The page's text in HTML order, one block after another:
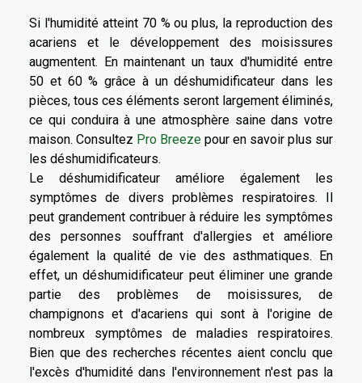
Si l'humidité atteint 70 % ou plus, la reproduction des
acariens et le développement des moisissures
augmentent. En maintenant un taux d'humidité entre
50 et 60 % grâce à un déshumidificateur dans les
pièces, tous ces éléments seront largement éliminés,
ce qui conduira à une atmosphère saine dans votre
maison. Consultez Pro Breeze pour en savoir plus sur
les déshumidificateurs.
Le déshumidificateur améliore également les
symptômes de divers problèmes respiratoires. Il
peut grandement contribuer à réduire les symptômes
des personnes souffrant d'allergies et améliore
également la qualité de vie des asthmatiques. En
effet, un déshumidificateur peut éliminer une grande
partie des problèmes de moisissures, de
champignons et d'acariens qui sont à l'origine de
nombreux symptômes de maladies respiratoires.
Bien que des recherches récentes aient conclu que
l'excès d'humidité dans l'environnement n'est pas la